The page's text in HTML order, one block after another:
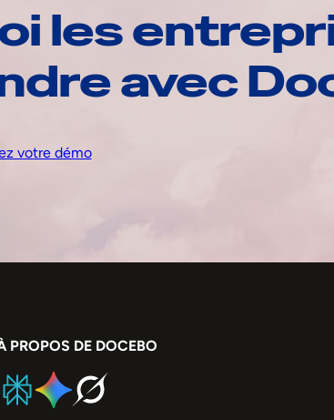
les
avec
votre démo
PROPOS DE DOCEBO